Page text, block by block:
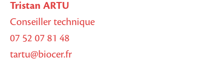
Tristan ARTU
Conseiller technique
07 52 07 81 48
tartu@biocer.fr